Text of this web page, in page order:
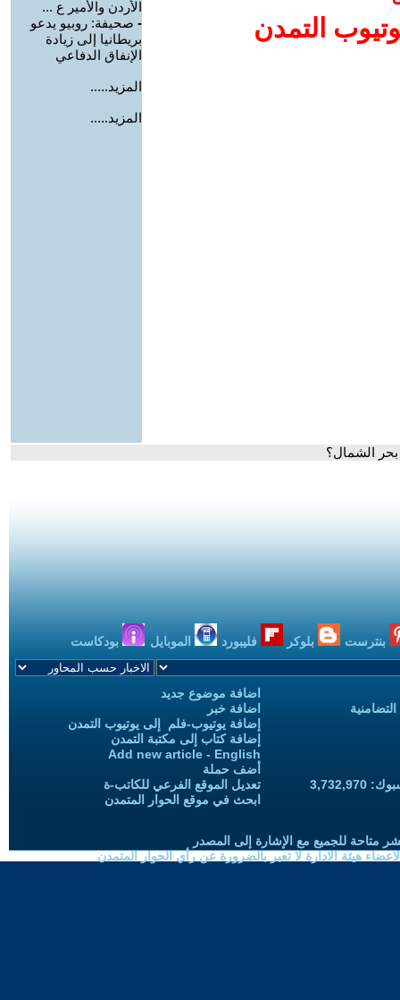
التمدن
الأردن والأمير ع ...
- صحيفة: روبيو يدعو
بريطانيا إلى زيادة
الإنفاق الدفاعي
المزيد.....
المزيد.....
بحر الشمال؟
بنترست بلوكر فليبورد الموبايل بودكاست
اضافة موضوع جديد
اضافة خبر
إضافة يوتيوب-فلم إلى يوتيوب التمدن
إضافة كتاب إلى مكتبة التمدن
Add new article - English
أضف حملة
تعديل الموقع الفرعي للكاتب-ة
ابحث في موقع الحوار المتمدن
متاحة للجميع مع الإشارة إلى المصدر
هيئة الادارة لا تعبر بالضرورة عن رأي الحوار المتمدن